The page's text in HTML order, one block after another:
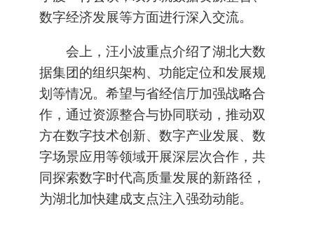
数字经济发展等方面进行深入交流。
会上，汪小波重点介绍了湖北大数
据集团的组织架构、功能定位和发展规
划等情况。希望与省经信厅加强战略合
作，通过资源整合与协同联动，推动双
方在数字技术创新、数字产业发展、数
字场景应用等领域开展深层次合作，共
同探索数字时代高质量发展的新路径，
为湖北加快建成支点注入强劲动能。